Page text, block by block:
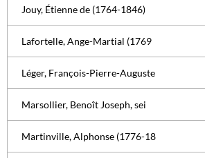
Jouy, Étienne de (1764-1846)
Lafortelle, Ange-Martial (1769
Léger, François-Pierre-Auguste
Marsollier, Benoît Joseph, sei
Martinville, Alphonse (1776-18